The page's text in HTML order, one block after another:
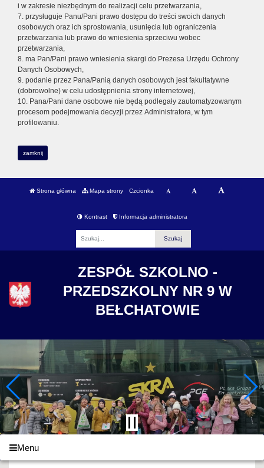
i w zakresie niezbędnym do realizacji celu przetwarzania,
7. przysługuje Panu/Pani prawo dostępu do treści swoich danych
osobowych oraz ich sprostowania, usunięcia lub ograniczenia
przetwarzania lub prawo do wniesienia sprzeciwu wobec
przetwarzania,
8. ma Pan/Pani prawo wniesienia skargi do Prezesa Urzędu Ochrony
Danych Osobowych,
9. podanie przez Pana/Panią danych osobowych jest fakultatywne
(dobrowolne) w celu udostępnienia strony internetowej,
10. Pana/Pani dane osobowe nie będą podlegały zautomatyzowanym
procesom podejmowania decyzji przez Administratora, w tym
profilowaniu.
zamknij
Strona główna Mapa strony Czcionka
Kontrast Informacja administratora
ZESPÓŁ SZKOLNO -
PRZEDSZKOLNY NR 9 W
BEŁCHATOWIE
Menu